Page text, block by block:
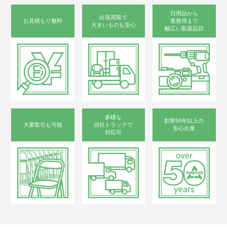
お見積もり無料
出張買取で
大きいものも安心
日用品から
業務用まで
幅広い取扱品目
大量取引も可能
多様な
自社トラックで
対応可
創業50年以上の
安心企業